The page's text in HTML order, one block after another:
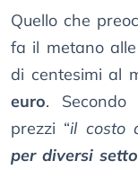
Quello che
fa il metano
di centesimi al
euro. Secondo
prezzi “il costo
per diversi